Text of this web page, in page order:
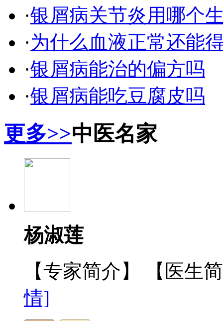
·银屑病关节炎用哪个
·为什么血液正常还能
·银屑病能治的偏方吗
·银屑病能吃豆腐皮吗
更多>>中医名家
杨淑莲
【专家简介】 【医生
情]